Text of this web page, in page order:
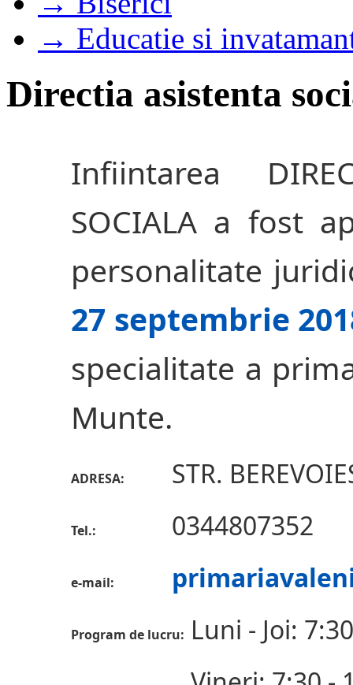
→ Educatie si
Directia asistenta
Infiintarea
SOCIALA a fost
personalitate
27 septembrie
specialitate a
Munte.
ADRESA: STR.
Tel.: 0344807352
e-mail:
Program de lucru: Luni - Joi: